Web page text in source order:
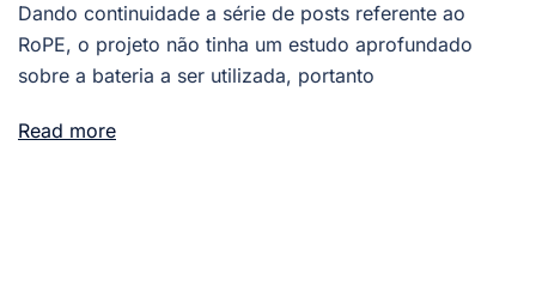
Dando continuidade a série de posts referente ao
RoPE, o projeto não tinha um estudo aprofundado
sobre a bateria a ser utilizada, portanto
Read more